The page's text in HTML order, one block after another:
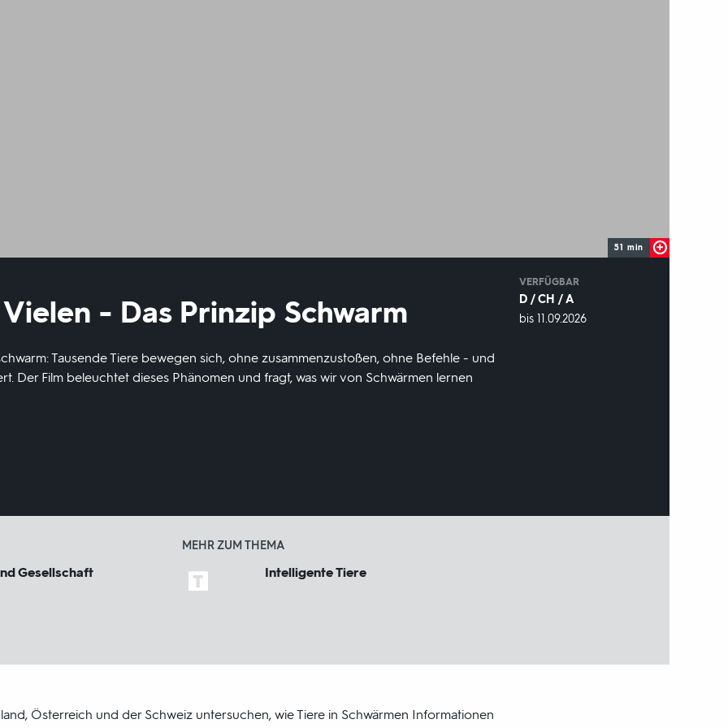
51 min
- Das Prinzip Schwarm
Tausende Tiere bewegen sich, ohne zusammenzustoßen, ohne Befehle - und
Der Film beleuchtet dieses Phänomen und fragt, was wir von Schwärmen lernen
VERFÜGBAR
D / CH / A
VERFÜGBAR
bis 11.09.2026
Gesellschaft
MEHR ZUM THEMA
Intelligente Tiere
Österreich und der Schweiz untersuchen, wie Tiere in Schwärmen Informationen